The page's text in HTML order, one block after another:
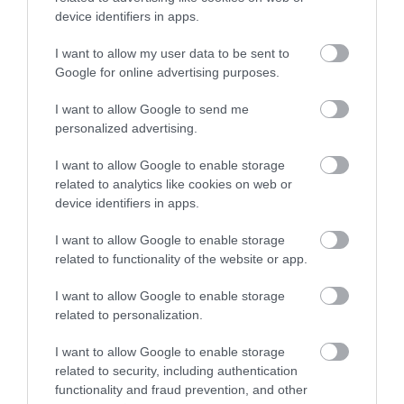
device identifiers in apps.
I want to allow my user data to be sent to
Google for online advertising purposes.
I want to allow Google to send me
personalized advertising.
I want to allow Google to enable storage
related to analytics like cookies on web or
device identifiers in apps.
I want to allow Google to enable storage
related to functionality of the website or app.
I want to allow Google to enable storage
related to personalization.
I want to allow Google to enable storage
related to security, including authentication
functionality and fraud prevention, and other
Sfaturi utile!Să descoperim Geneva, unul
dintre cele mai cosmopolite orașe din lume!
2. NISA